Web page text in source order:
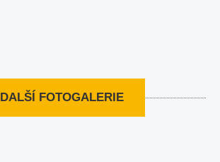
DALŠÍ FOTOGALERIE